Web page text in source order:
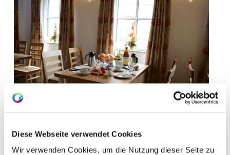
Diese Webseite verwendet Cookies
Wir verwenden Cookies, um die Nutzung dieser Seite zu